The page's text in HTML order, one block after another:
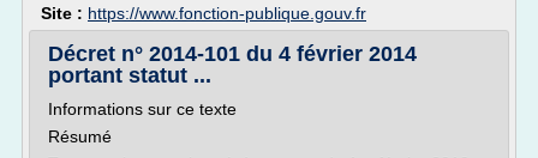
Site : https://www.fonction-publique.gouv.fr
Décret n° 2014-101 du 4 février 2014
portant statut ...
Informations sur ce texte
Résumé